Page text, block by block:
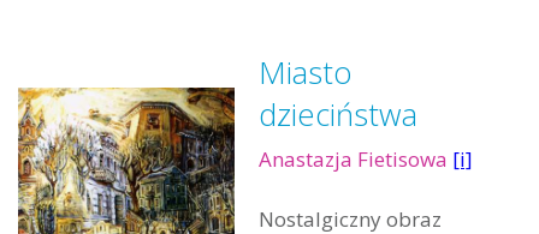
Miasto
dzieciństwa
Anastazja Fietisowa [i]
Nostalgiczny obraz